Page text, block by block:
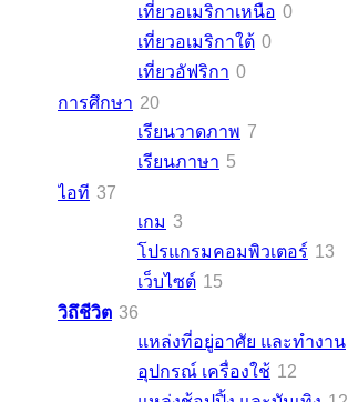
เที่ยวอเมริกาเหนือ 0
เที่ยวอเมริกาใต้ 0
เที่ยวอัฟริกา 0
การศึกษา 20
เรียนวาดภาพ 7
เรียนภาษา 5
ไอที 37
เกม 3
โปรแกรมคอมพิวเตอร์ 13
เว็บไซต์ 15
วิถึชีวิต 36
แหล่งที่อยู่อาศัย และทำงาน
อุปกรณ์ เครื่องใช้ 12